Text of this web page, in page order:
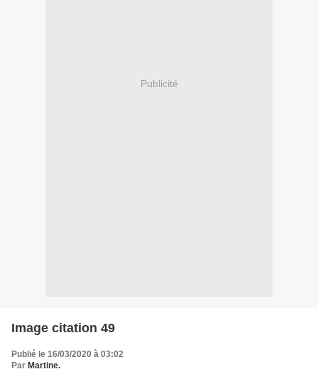
Publicité
Image citation 49
Publié le 16/03/2020 à 03:02
Par Martine.